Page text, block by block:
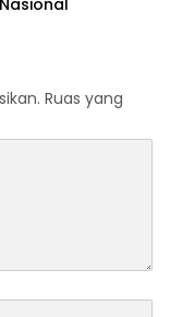
Ruas yang